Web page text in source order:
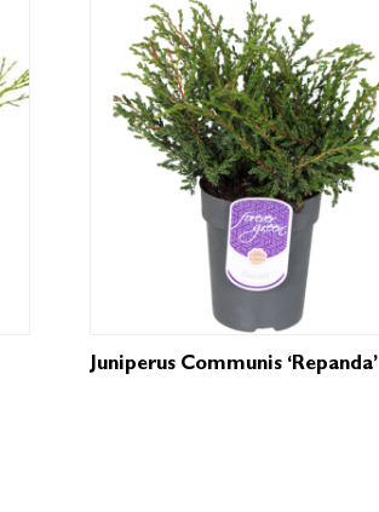
Juniperus Communis ‘Repanda’